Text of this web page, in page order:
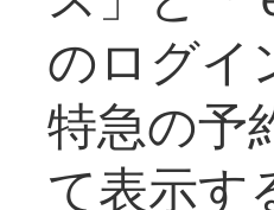
のログイ
特急の予
て表示す